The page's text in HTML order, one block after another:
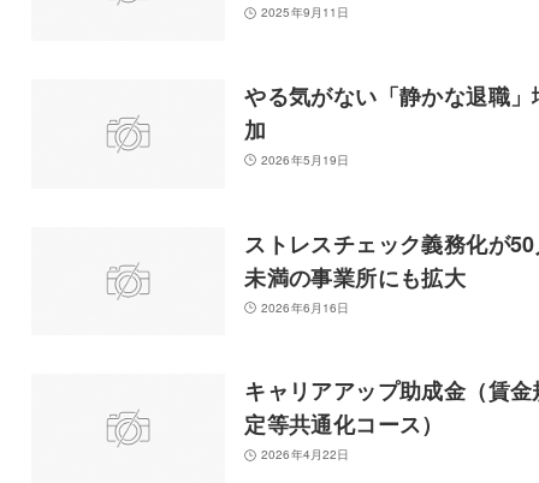
2025年9月11日
やる気がない「静かな退職」
加
2026年5月19日
ストレスチェック義務化が
未満の事業所にも拡大
2026年6月16日
キャリアアップ助成金（賃金
定等共通化コース）
2026年4月22日